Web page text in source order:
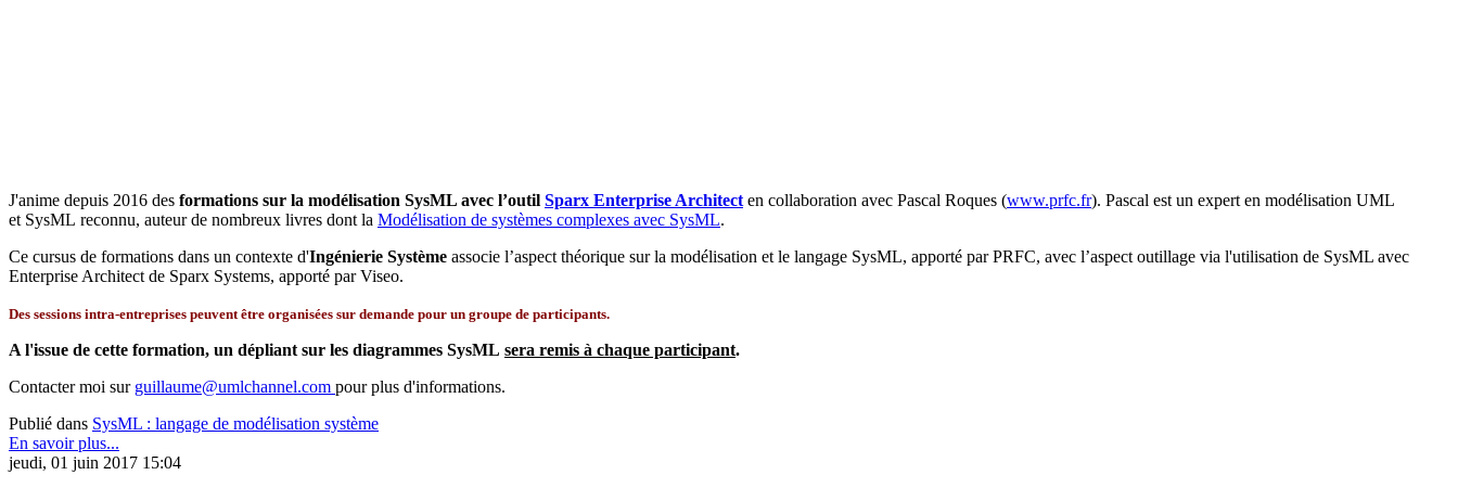
J'anime depuis 2016 des formations sur la modélisation SysML avec l’outil Sparx Enterprise Architect en collaboration avec Pascal Roques (www.prfc.fr). Pascal est un expert en modélisation UML
et SysML reconnu, auteur de nombreux livres dont la Modélisation de systèmes complexes avec SysML.
Ce cursus de formations dans un contexte d'Ingénierie Système associe l’aspect théorique sur la modélisation et le langage SysML, apporté par PRFC, avec l’aspect outillage via l'utilisation de SysML avec
Enterprise Architect de Sparx Systems, apporté par Viseo.
Des sessions intra-entreprises peuvent être organisées sur demande pour un groupe de participants.
A l'issue de cette formation, un dépliant sur les diagrammes SysML sera remis à chaque participant.
Contacter moi sur guillaume@umlchannel.com pour plus d'informations.
Publié dans SysML : langage de modélisation système
En savoir plus...
jeudi, 01 juin 2017 15:04